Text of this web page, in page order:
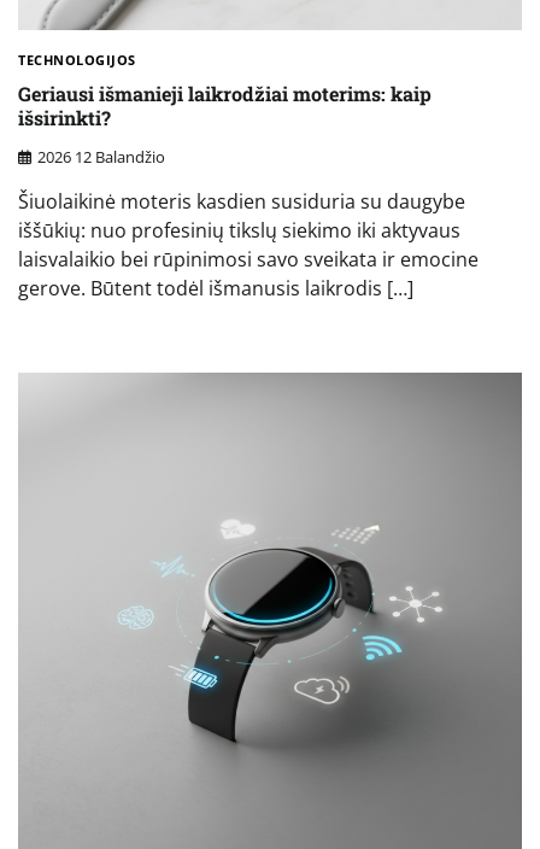
TECHNOLOGIJOS
Geriausi išmanieji laikrodžiai moterims: kaip
išsirinkti?
2026 12 Balandžio
Šiuolaikinė moteris kasdien susiduria su daugybe
iššūkių: nuo profesinių tikslų siekimo iki aktyvaus
laisvalaikio bei rūpinimosi savo sveikata ir emocine
gerove. Būtent todėl išmanusis laikrodis […]